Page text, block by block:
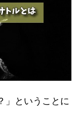
」ということに